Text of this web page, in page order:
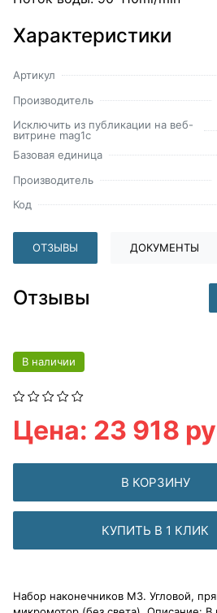
Характеристики
Артикул
Производитель
Исключить из публикации на веб-
витрине mag1c
Базовая единица
Производитель
Код
ОТЗЫВЫ ДОКУМЕНТЫ
Отзывы
В наличии
Цена: 23 918
В КОРЗИНУ
КУПИТЬ В 1 КЛИК
Набор наконечников М3. Угловой,